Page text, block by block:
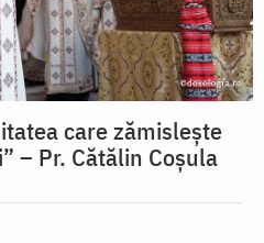
care zămislește
– Pr. Cătălin Coșula